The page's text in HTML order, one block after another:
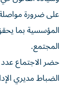
على ضرورة
المؤسسية بما
المجتمع.
حضر الاجتماع
الضباط مديري